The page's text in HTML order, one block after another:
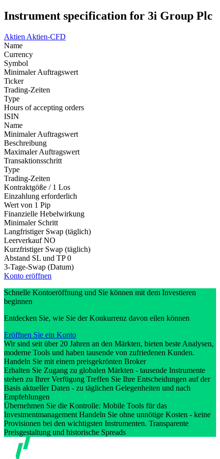
Instrument specification for 3i Group Plc
Aktien Aktien-CFD
Name
Currency
Symbol
Minimaler Auftragswert
Ticker
Trading-Zeiten
Type
Hours of accepting orders
ISIN
Name
Minimaler Auftragswert
Beschreibung
Maximaler Auftragswert
Transaktionsschritt
Type
Trading-Zeiten
Kontraktgöße / 1 Los
Einzahlung erforderlich
Wert von 1 Pip
Finanzielle Hebelwirkung
Minimaler Schritt
Langfristiger Swap (täglich)
Leerverkauf NO
Kurzfristiger Swap (täglich)
Abstand SL und TP 0
3-Tage-Swap (Datum)
Konto eröffnen
Schnelle Kontoeröffnung und Sie können mit dem Investieren
beginnen
Entdecken Sie, wie Sie der Konkurrenz davon eilen können
Eröffnen Sie ein Konto
Wir sind seit über 20 Jahren an den Märkten, bieten beste Analysen,
moderne Tools und haben tausende von zufriedenen Kunden.
Handeln Sie mit einem preisgekrönten Broker
Erhalten Sie Zugang zu globalen Märkten - tausende Instrumente
stehen zu Ihrer Verfügung Treffen Sie Ihre Entscheidungen auf der
Basis aktueller Daten - zu täglichen Gelegenheiten und nach
Empfehlungen
Übernehmen Sie die Kontrolle: Mobile Tools für das
Investmentmanagement Handeln Sie ohne unnötige Kosten - keine
Provisionen bei den wichtigsten Instrumenten. Transparente
Preisgestaltung und historische Spreads